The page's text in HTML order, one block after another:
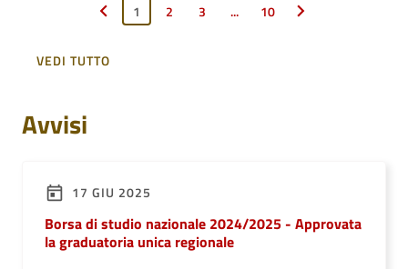
Pagina precedente
1 2 3 ... 10 Pagina successiva
VEDI TUTTO
Avvisi
17 GIU 2025
Borsa di studio nazionale 2024/2025 - Approvata
la graduatoria unica regionale